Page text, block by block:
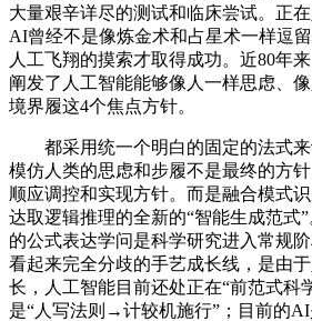
大量艰辛详尽的测试和临床尝试。正
AI曾经不是像炼金术和占星术一样逗留
人工飞翔的摸索才取得成功。近80年
阐发了人工智能能够像人一样思虑、
境界履这4个焦点方针。
都采用统一个明白的固定的法式来
模仿人类的思虑和步履不是最终的方
顺应调控和实现方针。而是融合模式
达取逻辑推理的全新的“智能生成范式
的公式表达学问是科学研究进入常规
看起来完全分歧的手艺成长线，是由
长，人工智能目前还处正在“前范式科
是“人写法则→计较机施行”；目前的